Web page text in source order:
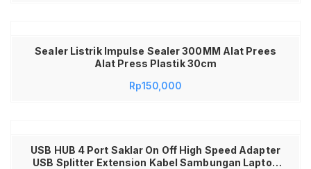
Bahan Plastik Kayu Kain Kertas Alat Pertukangan
Rumah Tangga Praktis Awet Murah
Sealer Listrik Impulse Sealer 300MM Alat Prees
Alat Press Plastik 30cm
Rp150,000
USB HUB 4 Port Saklar On Off High Speed Adapter
USB Splitter Extension Kabel Sambungan Laptop